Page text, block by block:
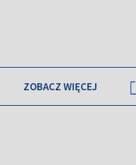
ZOBACZ WIĘCEJ